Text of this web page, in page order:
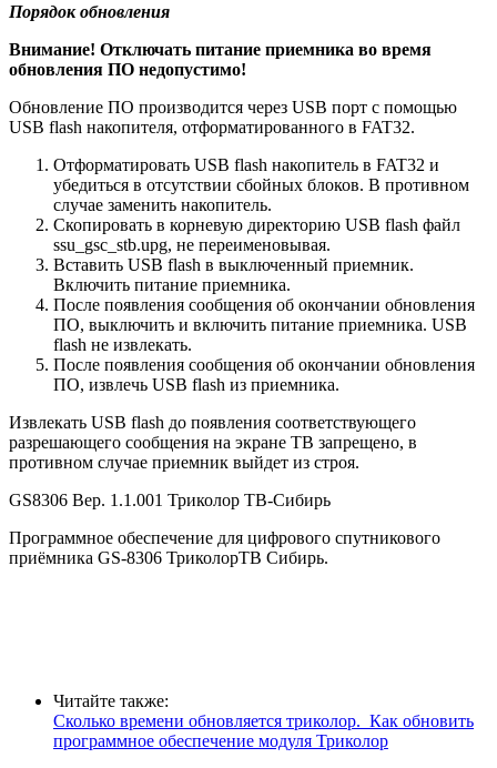
Порядок обновления
Внимание! Отключать питание приемника во время
обновления ПО недопустимо!
Обновление ПО производится через USB порт с помощью
USB flash накопителя, отформатированного в FAT32.
Отформатировать USB flash накопитель в FAT32 и
убедиться в отсутствии сбойных блоков. В противном
случае заменить накопитель.
Скопировать в корневую директорию USB flash файл
ssu_gsc_stb.upg, не переименовывая.
Вставить USB flash в выключенный приемник.
Включить питание приемника.
После появления сообщения об окончании обновления
ПО, выключить и включить питание приемника. USB
flash не извлекать.
После появления сообщения об окончании обновления
ПО, извлечь USB flash из приемника.
Извлекать USB flash до появления соответствующего
разрешающего сообщения на экране ТВ запрещено, в
противном случае приемник выйдет из строя.
GS8306 Вер. 1.1.001 Триколор ТВ-Сибирь
Программное обеспечение для цифрового спутникового
приёмника GS-8306 ТриколорТВ Сибирь.
Читайте также:
Сколько времени обновляется триколор. Как обновить
программное обеспечение модуля Триколор